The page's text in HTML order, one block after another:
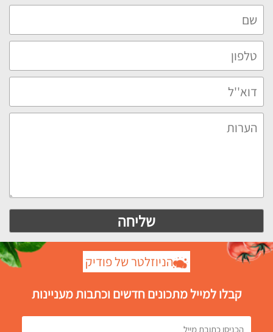
הניוזלטר של פודיק
קבלו למייל מתכונים חדשים וכתבות מעניינות